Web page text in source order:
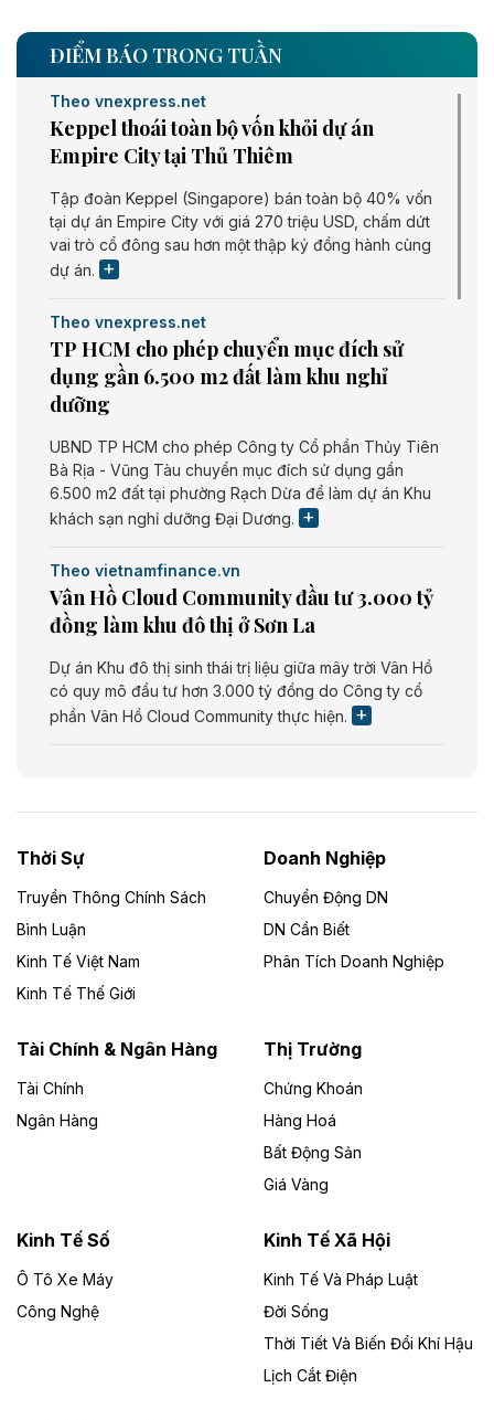
ĐIỂM BÁO TRONG TUẦN
Theo vnexpress.net
Keppel thoái toàn bộ vốn khỏi dự án
Empire City tại Thủ Thiêm
Tập đoàn Keppel (Singapore) bán toàn bộ 40% vốn
tại dự án Empire City với giá 270 triệu USD, chấm dứt
vai trò cổ đông sau hơn một thập kỷ đồng hành cùng
dự án.
Theo vnexpress.net
TP HCM cho phép chuyển mục đích sử
dụng gần 6.500 m2 đất làm khu nghỉ
dưỡng
UBND TP HCM cho phép Công ty Cổ phần Thủy Tiên
Bà Rịa - Vũng Tàu chuyển mục đích sử dụng gần
6.500 m2 đất tại phường Rạch Dừa để làm dự án Khu
khách sạn nghỉ dưỡng Đại Dương.
Theo vietnamfinance.vn
Vân Hồ Cloud Community đầu tư 3.000 tỷ
đồng làm khu đô thị ở Sơn La
Dự án Khu đô thị sinh thái trị liệu giữa mây trời Vân Hồ
có quy mô đầu tư hơn 3.000 tỷ đồng do Công ty cổ
phần Vân Hồ Cloud Community thực hiện.
Dự án Nhà máy xử lý rác và phát điện Bắc Giang do
Công ty TNHH Năng lượng môi trường Bắc Giang làm
Theo vietnamfinance.vn
Đức Long Gia Lai mở rộng ‘hệ sinh thái’
Lai
Bốn doanh nghiệp có sự góp vốn của Công ty Cổ
phần Tập đoàn Đức Long Gia Lai (HoSE: DLG) được
Gia Lai với tổng vốn hơn 4.750 tỷ đồng.
Đồng Nai cho thuê gần 59 ha đất làm khu
công nghiệp ở Long Thành
UBND TP Đồng Nai cho Công ty Amata thuê gần 59 ha
đất để đầu tư khu công nghiệp công nghệ cao Long
Thời Sự
Truyền Thông Chính Sách
Bình Luận
Kinh Tế Việt Nam
Kinh Tế Thế Giới
Doanh Nghiệp
Chuyển Động DN
DN Cần Biết
Phân Tích Doanh Nghiệp
Tài Chính & Ngân Hàng
Tài Chính
Ngân Hàng
Thị Trường
Chứng Khoán
Hàng Hoá
Bất Động Sản
Giá Vàng
Kinh Tế Số
Ô Tô Xe Máy
Công Nghệ
Kinh Tế Xã Hội
Kinh Tế Và Pháp Luật
Đời Sống
Thời Tiết Và Biến Đổi Khí Hậu
Lịch Cắt Điện